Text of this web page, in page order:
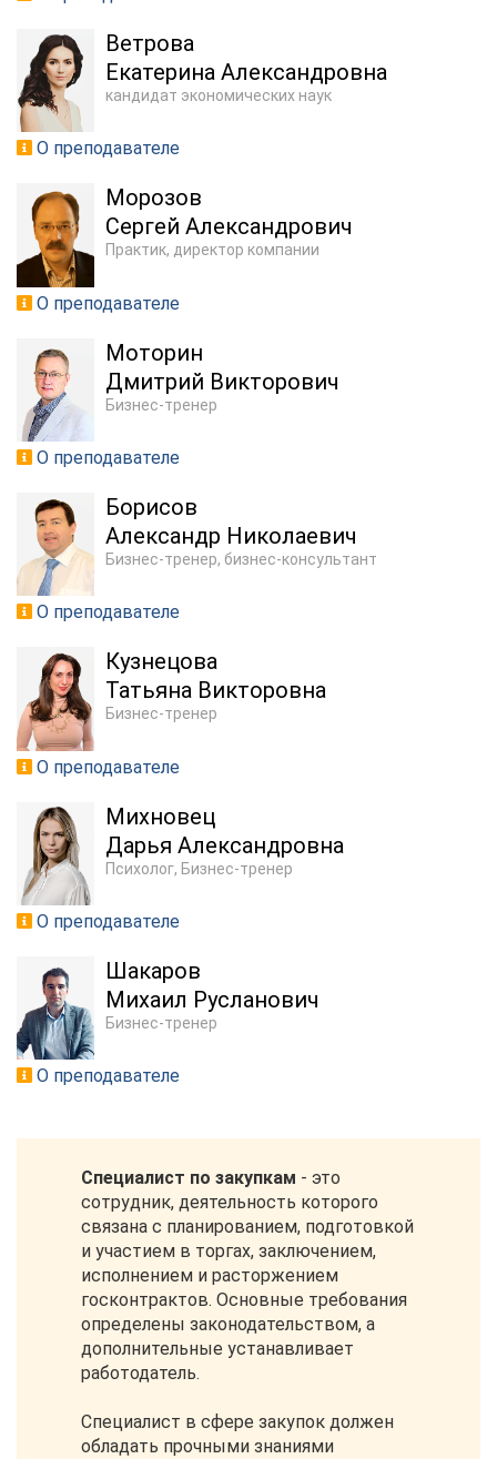
Ветрова
Екатерина Александровна
кандидат экономических наук
О преподавателе
Морозов
Сергей Александрович
Практик, директор компании
О преподавателе
Моторин
Дмитрий Викторович
Бизнес-тренер
О преподавателе
Борисов
Александр Николаевич
Бизнес-тренер, бизнес-консультант
О преподавателе
Кузнецова
Татьяна Викторовна
Бизнес-тренер
О преподавателе
Михновец
Дарья Александровна
Психолог, Бизнес-тренер
О преподавателе
Шакаров
Михаил Русланович
Бизнес-тренер
О преподавателе
Специалист по закупкам - это
сотрудник, деятельность которого
связана с планированием, подготовкой
и участием в торгах, заключением,
исполнением и расторжением
госконтрактов. Основные требования
определены законодательством, а
дополнительные устанавливает
работодатель.
Специалист в сфере закупок должен
обладать прочными знаниями